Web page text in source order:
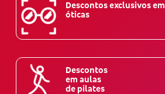
Descontos exclusivos em
óticas
Descontos
em aulas
de pilates